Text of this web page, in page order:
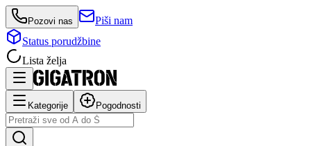
Pozovi nas
Piši nam
Status porudžbine
Lista želja
Kategorije Pogodnosti